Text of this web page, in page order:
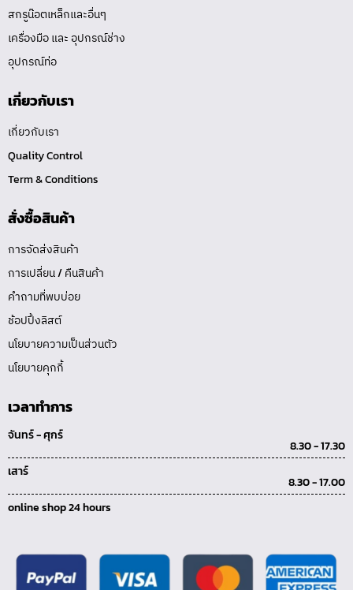
สกรูน๊อตเหล็กและอื่นๆ
เครื่องมือ และ อุปกรณ์ช่าง
อุปกรณ์ท่อ
เกี่ยวกับเรา
เกี่ยวกับเรา
Quality Control
Term & Conditions
สั่งซื้อสินค้า
การจัดส่งสินค้า
การเปลี่ยน / คืนสินค้า
คำถามที่พบบ่อย
ช้อปปิ้งลิสต์
นโยบายความเป็นส่วนตัว
นโยบายคุกกี้
เวลาทำการ
จันทร์ - ศุกร์
8.30 - 17.30
เสาร์
8.30 - 17.00
online shop 24 hours